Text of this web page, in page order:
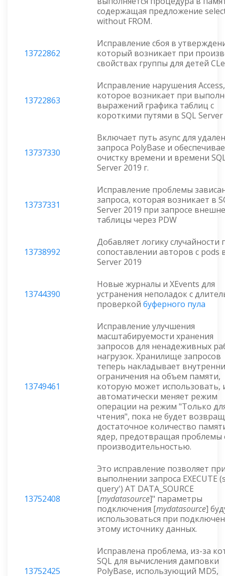
содержащая предложение
without FROM.
13722862
Исправление сбоя в
который возникает при
свойствах группы для детей
13722863
Исправление нарушения Access,
которое возникает при
выражений графика таблиц с
короткими путями в SQL Server
13737330
Включает путь async для
запроса PolyBase и
очистку времени и времени
Server 2019 г.
13737331
Исправление проблемы
запроса, которая возникает в
Server 2019 при запросе
таблицы через PDW
13738992
Добавляет логику случайности
сопоставлении авторов с pods
Server 2019
13744390
Новые журналы и XEvents для
устранения неполадок с
проверкой буферного пула
13749461
Исправление улучшения
масштабируемости хранения
запросов для ненадеживных
нагрузок. Хранилище запросов
теперь накладывает
ограничения на объем памяти,
которую может использовать,
автоматически меняет режим
операции на режим "Только
чтения", пока не будет
достаточное количество
ядер, предотвращая проблемы
производительностью.
13752408
Это исправление позволяет
выполнении запроса EXECUTE
query') AT DATA_SOURCE
[mydatasource]" параметры
подключения [mydatasource]
использоваться при
этому источнику данных.
13752425
Исправлена проблема, из-за
SQL для вычисления дамповки
PolyBase, использующий MD5,